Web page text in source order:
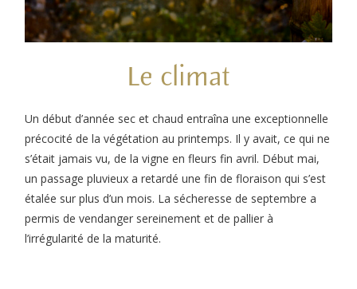
Le climat
Un début d’année sec et chaud entraîna une exceptionnelle
précocité de la végétation au printemps. Il y avait, ce qui ne
s’était jamais vu, de la vigne en fleurs fin avril. Début mai,
un passage pluvieux a retardé une fin de floraison qui s’est
étalée sur plus d’un mois. La sécheresse de septembre a
permis de vendanger sereinement et de pallier à
l’irrégularité de la maturité.